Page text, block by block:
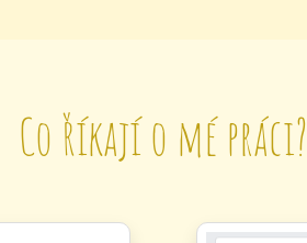
Co říkají o mé práci?